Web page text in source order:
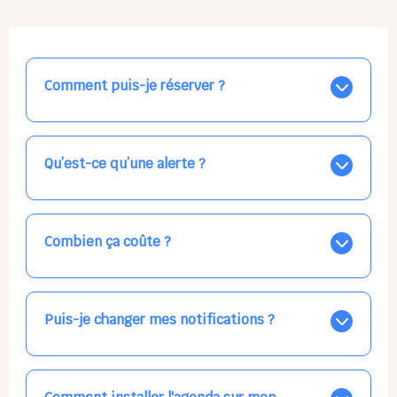
Comment puis-je réserver ?
Nos places libres au quotidien sont affichées jour par
jour dans le calendrier ci-dessus, EN BLEU. Tapez sur
celle qui vous intéresse, choisissez vos horaires, et la
confirmation est immédiate ! Vos accueils
Qu’est-ce qu’une alerte ?
Vous avez besoin d'une solution d'accueil pour une
date précise, ou pour un jour régulier dans la semaine,
mais les places disponibles EN BLEU ne correspondent
pas ? Créez une alerte ponctuelle ou récurrente, ainsi
Combien ça coûte ?
Votre accueil est normalement facturé par la direction
de la crèche, en fin de mois, selon votre taux horaire
habituel. N'hésitez pas à confirmer directement avec
l'équipe lors de la prochaine visite !
Puis-je changer mes notifications ?
Dans votre profil (bouton bleu en haut à droite), vous
pouvez choisir de recevoir les alertes et confirmations
par email, par SMS, par les deux canaux en même